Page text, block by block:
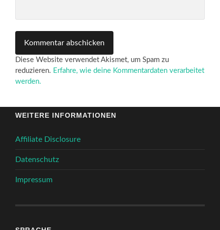
Diese Website verwendet Akismet, um Spam zu
reduzieren. Erfahre, wie deine Kommentardaten verarbeitet
werden.
WEITERE INFORMATIONEN
Affiliate Disclosure
Datenschutz
Impressum